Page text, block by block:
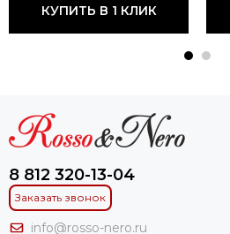
КУПИТЬ В 1 КЛИК
8 812 320-13-04
Заказать звонок
info@rosso-nero.ru